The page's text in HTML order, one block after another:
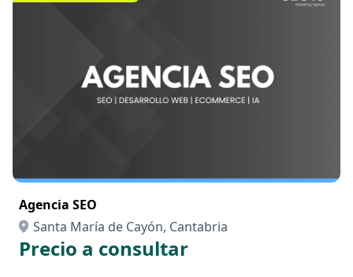
Agencia SEO
Santa María de Cayón, Cantabria
Precio a consultar